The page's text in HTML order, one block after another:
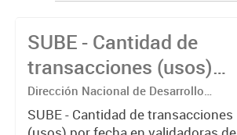
SUBE - Cantidad de
transacciones (usos)
por fecha
Dirección Nacional de Desarrollo
Tecnológico - Ministerio de Transporte.
SUBE - Cantidad de transacciones